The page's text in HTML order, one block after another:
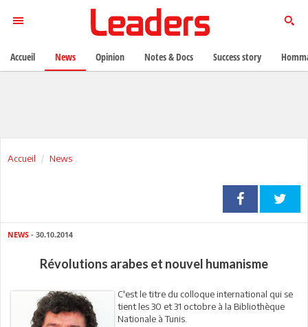
Accueil News
NEWS - 30.10.2014
Révolutions arabes et nouvel humanisme
C'est le titre du colloque international qui se
tient les 30 et 31 octobre à la Bibliothèque
Nationale à Tunis.
Accueil News Opinion Notes & Docs Success story